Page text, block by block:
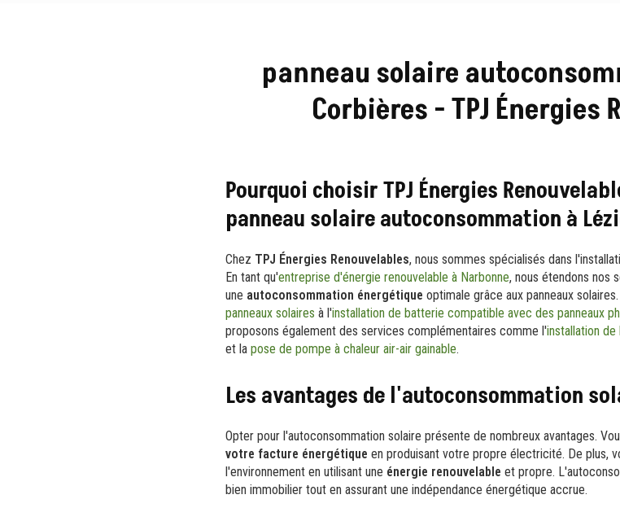
panneau solaire
Corbières - TPJ Énergies
Pourquoi choisir TPJ Énergies
panneau solaire autoconsommation à
Chez TPJ Énergies Renouvelables, nous sommes spécialisés dans
En tant qu'entreprise d'énergie renouvelable à Narbonne, nous étendons nos
une autoconsommation énergétique optimale grâce aux panneaux
panneaux solaires à l'installation de batterie compatible avec des panneaux
proposons également des services complémentaires comme l'installation de
et la pose de pompe à chaleur air-air gainable.
Les avantages de l'autoconsommation
Opter pour l'autoconsommation solaire présente de nombreux avantages.
votre facture énergétique en produisant votre propre électricité. De plus,
l'environnement en utilisant une énergie renouvelable et propre.
bien immobilier tout en assurant une indépendance énergétique accrue.